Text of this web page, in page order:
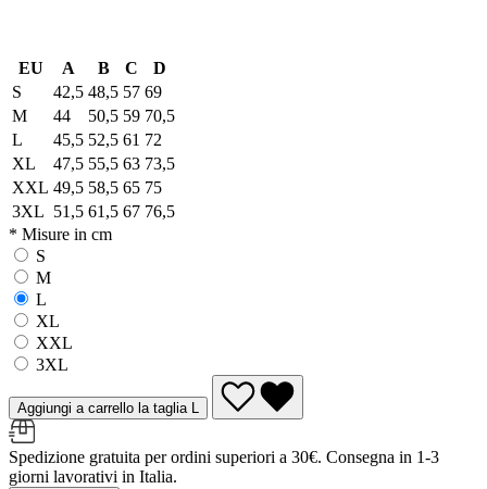
EU A B C
D
S
42,5 48,5 57 69
M
44 50,5 59 70,5
L
45,5 52,5 61 72
XL
47,5 55,5 63 73,5
XXL 49,5 58,5 65 75
3XL 51,5 61,5 67 76,5
* Misure in cm
S
M
L
XL
XXL
3XL
Aggiungi a carrello la taglia L
Spedizione gratuita per ordini superiori a 30€. Consegna in 1-3
giorni lavorativi in Italia.